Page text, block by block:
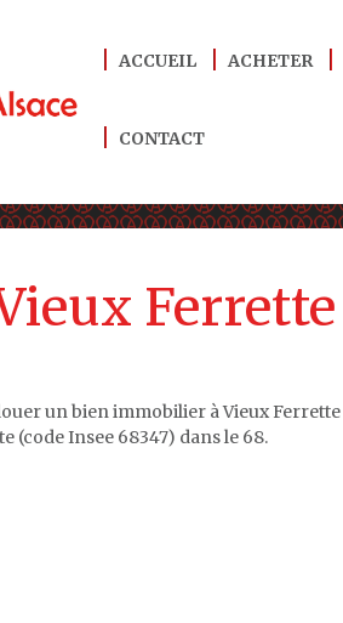
ACCUEIL ACHETER
CONTACT
Ferrette
un bien immobilier à Vieux
(code Insee 68347) dans le 68.